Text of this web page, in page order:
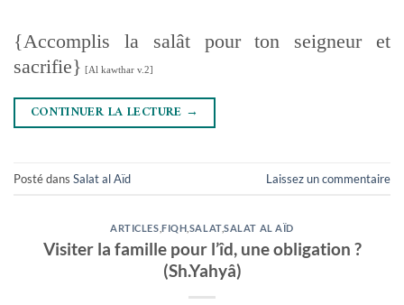
{Accomplis la salât pour ton seigneur et
sacrifie} [Al kawthar v.2]
CONTINUER LA LECTURE →
Posté dans Salat al Aïd Laissez un commentaire
ARTICLES ,FIQH SALAT,SALAT AL AÏD
Visiter la famille pour l’îd, une obligation ?
(Sh.Yahyâ)